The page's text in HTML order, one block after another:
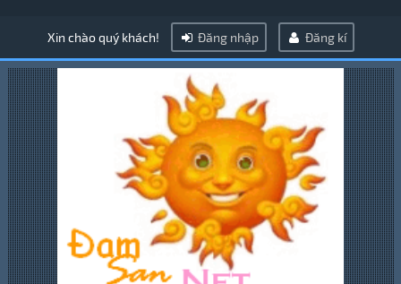
Xin chào quý khách! Đăng nhập Đăng kí